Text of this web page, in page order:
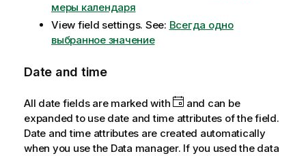
меры календаря
View field settings. See: Всегда одно
выбранное значение
Date and time
All date fields are marked with
and can be
expanded to use date and time attributes of the field.
Date and time attributes are created automatically
when you use the Data manager. If you used the data